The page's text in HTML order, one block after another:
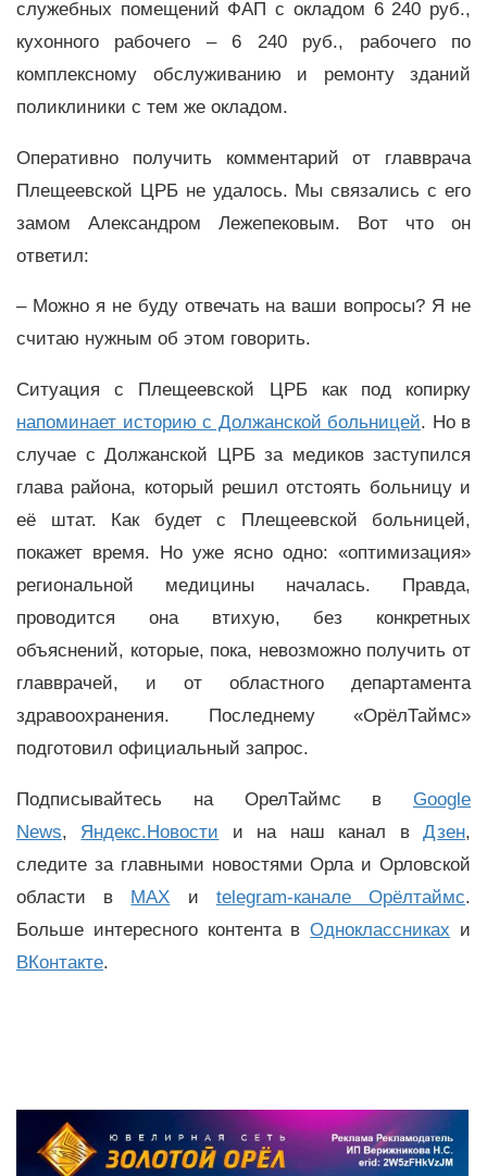
служебных помещений ФАП с окладом 6 240 руб.,
кухонного рабочего – 6 240 руб., рабочего по
комплексному обслуживанию и ремонту зданий
поликлиники с тем же окладом.
Оперативно получить комментарий от главврача
Плещеевской ЦРБ не удалось. Мы связались с его
замом Александром Лежепековым. Вот что он
ответил:
– Можно я не буду отвечать на ваши вопросы? Я не
считаю нужным об этом говорить.
Ситуация с Плещеевской ЦРБ как под копирку
напоминает историю с Должанской больницей. Но в
случае с Должанской ЦРБ за медиков заступился
глава района, который решил отстоять больницу и
её штат. Как будет с Плещеевской больницей,
покажет время. Но уже ясно одно: «оптимизация»
региональной медицины началась. Правда,
проводится она втихую, без конкретных
объяснений, которые, пока, невозможно получить от
главврачей, и от областного департамента
здравоохранения. Последнему «ОрёлТаймс»
подготовил официальный запрос.
Подписывайтесь на ОрелТаймс в Google
News, Яндекс.Новости и на наш канал вДзен,
следите за главными новостями Орла и Орловской
области в MAX и telegram-канале Орёлтаймс.
Больше интересного контента вОдноклассниках и
ВКонтакте.